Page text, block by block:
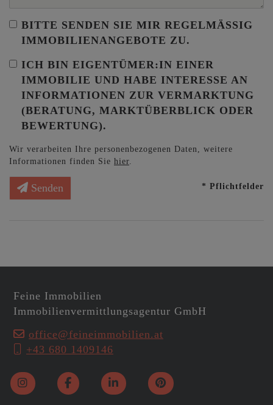
BITTE SENDEN SIE MIR REGELMÄSSIG I
MMOBILIENANGEBOTE ZU.
ICH BIN EIGENTÜMER:IN EINER
IMMOBILIE UND HABE INTERESSE AN
INFORMATIONEN ZUR VERMARKTUNG
(BERATUNG, MARKTÜBERBLICK ODER
BEWERTUNG).
Wir verarbeiten Ihre personenbezogenen Daten, weitere
Informationen finden Sie hier.
Senden * Pflichtfelder
Feine Immobilien
Immobilienvermittlungsagentur GmbH
office@feineimmobilien.at
+43 680 1409146